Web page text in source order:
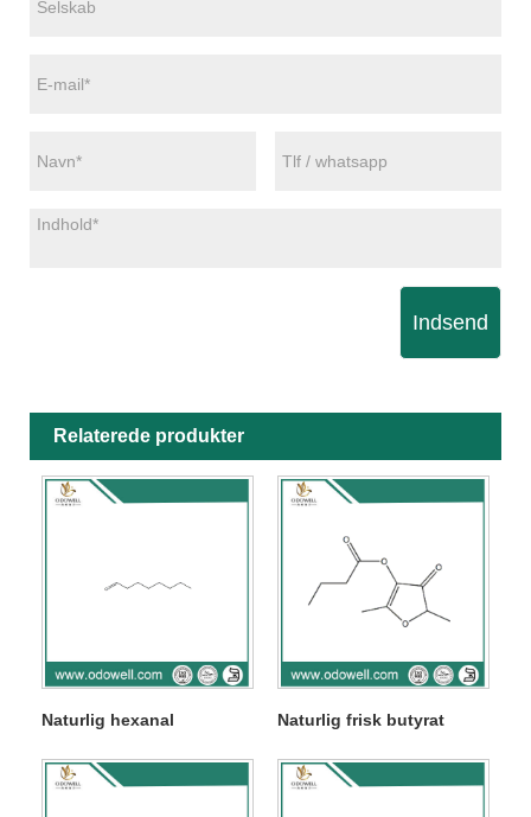
Indsend
Relaterede produkter
Naturlig hexanal Naturlig frisk butyrat